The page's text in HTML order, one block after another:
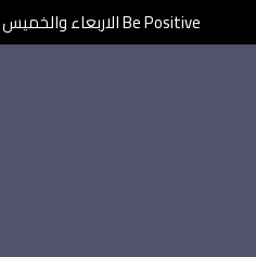
Be Positive الاربعاء والخميس الساعة الخامسة والنصف مع جورج سويدي